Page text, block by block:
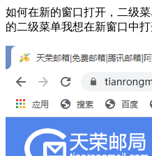
如何在新的窗口打开，二级
的二级菜单我想在新窗口中